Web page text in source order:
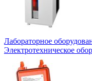
Лабораторное
Электротехническое